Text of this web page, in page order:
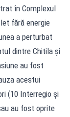
în Complexul
fără energie
a perturbat
dintre Chitila și
au fost
acestui
(10 Interregio și
au fost oprite